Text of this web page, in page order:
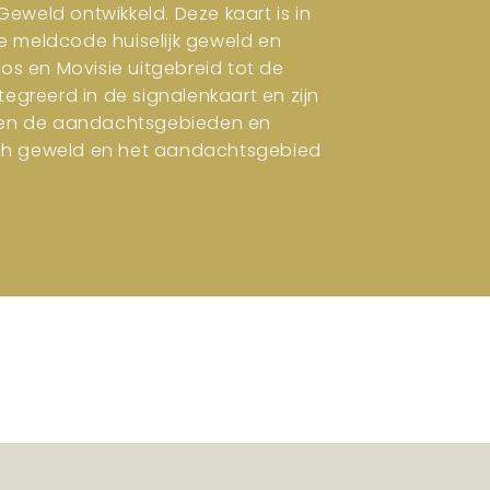
ontwikkeld. Deze kaart is in
meldcode huiselijk geweld en
en Movisie uitgebreid tot de
in de signalenkaart en zijn
de aandachtsgebieden en
geweld en het aandachtsgebied